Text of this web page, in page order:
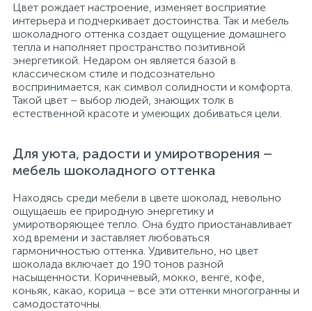
Цвет рождает настроение, изменяет восприятие
интерьера и подчеркивает достоинства. Так и мебель
шоколадного оттенка создает ощущение домашнего
тепла и наполняет пространство позитивной
энергетикой. Недаром он является базой в
классическом стиле и подсознательно
воспринимается, как символ солидности и комфорта.
Такой цвет – выбор людей, знающих толк в
естественной красоте и умеющих добиваться цели.
Для уюта, радости и умиротворения –
мебель шоколадного оттенка
Находясь среди мебели в цвете шоколад, невольно
ощущаешь ее природную энергетику и
умиротворяющее тепло. Она будто приостанавливает
ход времени и заставляет любоваться
гармоничностью оттенка. Удивительно, но цвет
шоколада включает до 190 тонов разной
насыщенности. Коричневый, мокко, венге, кофе,
коньяк, какао, корица – все эти оттенки многогранны и
самодостаточны.